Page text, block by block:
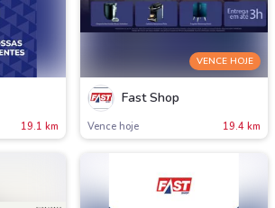
19.1 km
VENCE HOJE
Fast Shop
Vence hoje 19.4 km